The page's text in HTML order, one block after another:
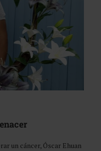
un cáncer, Óscar Ehuan